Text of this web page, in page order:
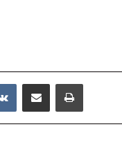
VKontakteE-Posta ile paylaş Yazdır